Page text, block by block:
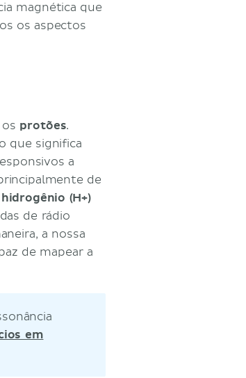
magnética que
os aspectos
protões.
que significa
a
de
hidrogênio (H+)
de rádio
a nossa
de mapear a
em